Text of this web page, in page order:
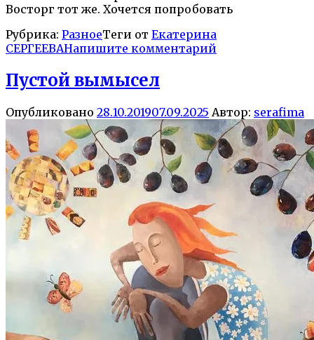
Восторг тот же. Хочется попробовать
Рубрика: РазноеТеги от Екатерина
СЕРГЕЕВАНапишите комментарий
Пустой вымысел
Опубликовано 28.10.201907.09.2025 Автор: serafima